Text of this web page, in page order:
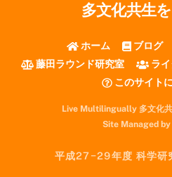
多文化共生
ホーム ブログ
藤田ラウンド研究室
ラ
このサイト
Live Multilingually 多文化
Site Managed
平成27−29年度 科学